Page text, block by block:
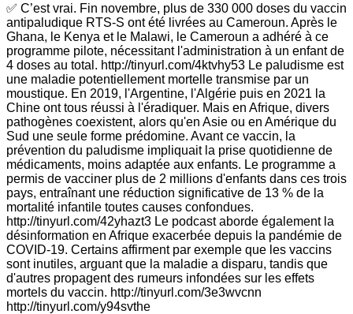
✅ C’est vrai. Fin novembre, plus de 330 000 doses du vaccin
antipaludique RTS-S ont été livrées au Cameroun. Après le
Ghana, le Kenya et le Malawi, le Cameroun a adhéré à ce
programme pilote, nécessitant l'administration à un enfant de
4 doses au total. http://tinyurl.com/4ktvhy53 Le paludisme est
une maladie potentiellement mortelle transmise par un
moustique. En 2019, l'Argentine, l'Algérie puis en 2021 la
Chine ont tous réussi à l'éradiquer. Mais en Afrique, divers
pathogènes coexistent, alors qu'en Asie ou en Amérique du
Sud une seule forme prédomine. Avant ce vaccin, la
prévention du paludisme impliquait la prise quotidienne de
médicaments, moins adaptée aux enfants. Le programme a
permis de vacciner plus de 2 millions d'enfants dans ces trois
pays, entraînant une réduction significative de 13 % de la
mortalité infantile toutes causes confondues.
http://tinyurl.com/42yhazt3 Le podcast aborde également la
désinformation en Afrique exacerbée depuis la pandémie de
COVID-19. Certains affirment par exemple que les vaccins
sont inutiles, arguant que la maladie a disparu, tandis que
d'autres propagent des rumeurs infondées sur les effets
mortels du vaccin. http://tinyurl.com/3e3wvcnn
http://tinyurl.com/y94svthe